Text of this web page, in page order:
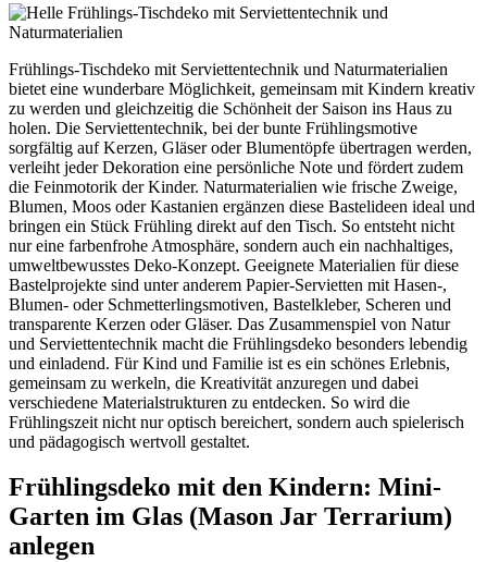
Frühlings-Tischdeko mit Serviettentechnik und Naturmaterialien
bietet eine wunderbare Möglichkeit, gemeinsam mit Kindern kreativ
zu werden und gleichzeitig die Schönheit der Saison ins Haus zu
holen. Die Serviettentechnik, bei der bunte Frühlingsmotive
sorgfältig auf Kerzen, Gläser oder Blumentöpfe übertragen werden,
verleiht jeder Dekoration eine persönliche Note und fördert zudem
die Feinmotorik der Kinder. Naturmaterialien wie frische Zweige,
Blumen, Moos oder Kastanien ergänzen diese Bastelideen ideal und
bringen ein Stück Frühling direkt auf den Tisch. So entsteht nicht
nur eine farbenfrohe Atmosphäre, sondern auch ein nachhaltiges,
umweltbewusstes Deko-Konzept. Geeignete Materialien für diese
Bastelprojekte sind unter anderem Papier-Servietten mit Hasen-,
Blumen- oder Schmetterlingsmotiven, Bastelkleber, Scheren und
transparente Kerzen oder Gläser. Das Zusammenspiel von Natur
und Serviettentechnik macht die Frühlingsdeko besonders lebendig
und einladend. Für Kind und Familie ist es ein schönes Erlebnis,
gemeinsam zu werkeln, die Kreativität anzuregen und dabei
verschiedene Materialstrukturen zu entdecken. So wird die
Frühlingszeit nicht nur optisch bereichert, sondern auch spielerisch
und pädagogisch wertvoll gestaltet.
Frühlingsdeko mit den Kindern: Mini-
Garten im Glas (Mason Jar Terrarium)
anlegen